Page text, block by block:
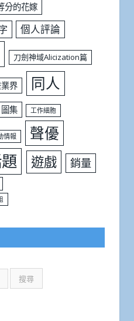
分的花嫁
個人評論
刀劍神域Alicization篇
界 同人
圖集 工作細胞
情報 聲優
遊戲 銷量